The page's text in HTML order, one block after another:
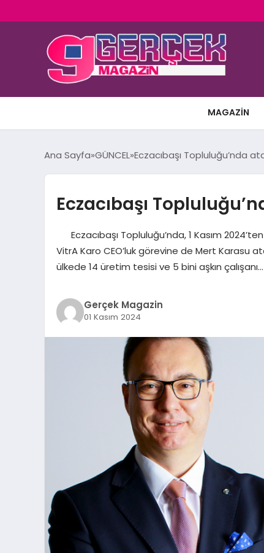
MAGAZIN
Ana Sayfa GÜNCEL Eczacıbaşı Topluluğu’nda
Eczacıbaşı
Eczacıbaşı Topluluğu’nda, 1 Kasım
VitrA Karo CEO’luk görevine de Mert Karasu
ülkede 14 üretim tesisi ve 5 bini aşkın çalışanı…
Gerçek Magazin
01 Kasım 2024